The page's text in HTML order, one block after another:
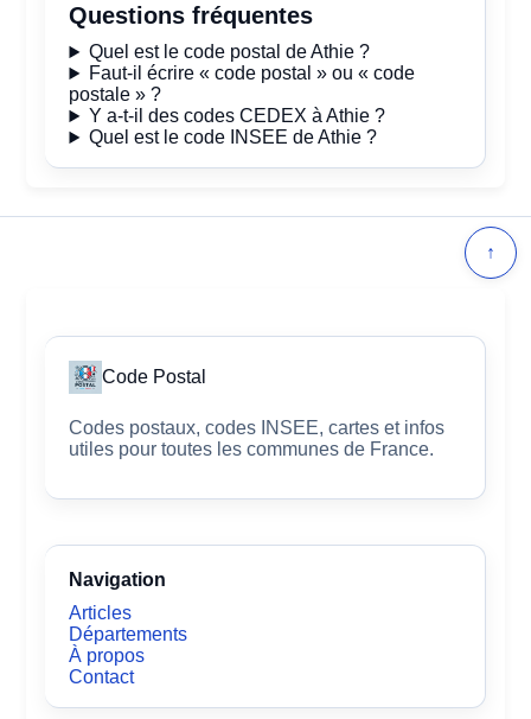
Questions fréquentes
Quel est le code postal de Athie ?
Faut-il écrire « code postal » ou « code
postale » ?
Y a-t-il des codes CEDEX à Athie ?
Quel est le code INSEE de Athie ?
↑
Code Postal
Codes postaux, codes INSEE, cartes et infos
utiles pour toutes les communes de France.
Navigation
Articles
Départements
À propos
Contact